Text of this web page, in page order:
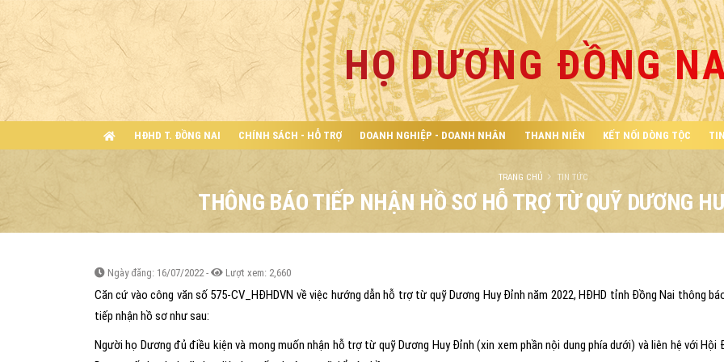
HỌ DƯƠNG ĐỒNG
HĐHD T. ĐỒNG NAI CHÍNH SÁCH - HỖ TRỢ DOANH NGHIỆP - DOANH NHÂN THANH NIÊN KẾT NỐI DÒNG TỘC
THÔNG BÁO TIẾP NHẬN HỒ SƠ HỖ TRỢ TỪ QUỸ DƯƠNG
TRANG CHỦ TIN TỨC
Ngày đăng: 16/07/2022 - Lượt xem: 2,660
Căn cứ vào công văn số 575-CV_HĐHDVN về việc hướng dẫn hỗ trợ từ quỹ Dương Huy Đỉnh năm 2022, HĐHD tỉnh Đồng Nai thông
tiếp nhận hồ sơ như sau:
Người họ Dương đủ điều kiện và mong muốn nhận hỗ trợ từ quỹ Dương Huy Đỉnh (xin xem phần nội dung phía dưới) và liên hệ với Hội